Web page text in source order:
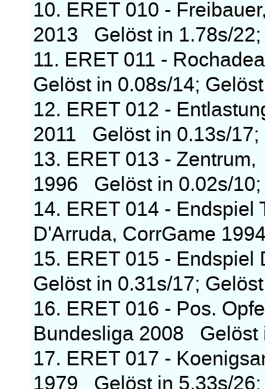
10. ERET 010 -
2013 Gelöst in 1.78s/22;
11. ERET 011 -
Gelöst in 0.08s/14;
12. ERET 012 -
2011 Gelöst in 0.13s/17;
13. ERET 013 -
1996 Gelöst in 0.02s/10;
14. ERET 014 -
D'Arruda, CorrGame
15. ERET 015 -
Gelöst in 0.31s/17;
16. ERET 016 - Pos.
Bundesliga 2008 Gelöst
17. ERET 017 -
1979 Gelöst in 5.33s/26;